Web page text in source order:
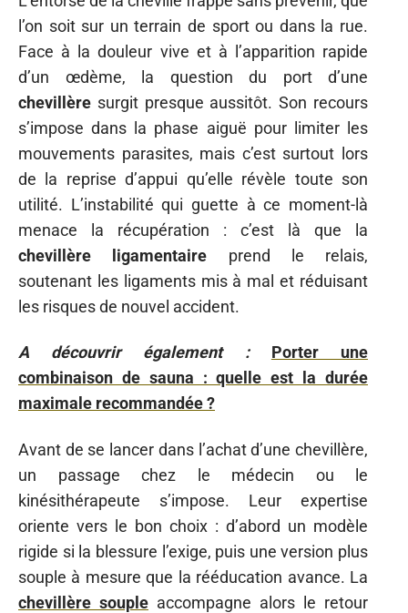
l’on soit sur un terrain de sport ou dans la rue.
Face à la douleur vive et à l’apparition rapide
d’un œdème, la question du port d’une
chevillère surgit presque aussitôt. Son recours
s’impose dans la phase aiguë pour limiter les
mouvements parasites, mais c’est surtout lors
de la reprise d’appui qu’elle révèle toute son
utilité. L’instabilité qui guette à ce moment-là
menace la récupération : c’est là que la
chevillère ligamentaire prend le relais,
soutenant les ligaments mis à mal et réduisant
les risques de nouvel accident.
A découvrir également :
Porter une
combinaison de sauna : quelle est la durée
maximale recommandée ?
Avant de se lancer dans l’achat d’une chevillère,
un passage chez le médecin ou le
kinésithérapeute s’impose. Leur expertise
oriente vers le bon choix : d’abord un modèle
rigide si la blessure l’exige, puis une version plus
souple à mesure que la rééducation avance. La
chevillère souple accompagne alors le retour